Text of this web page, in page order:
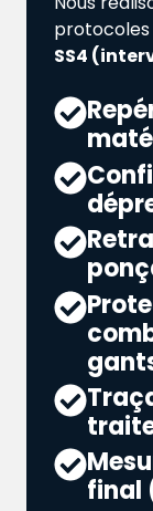
protocoles
SS4
final